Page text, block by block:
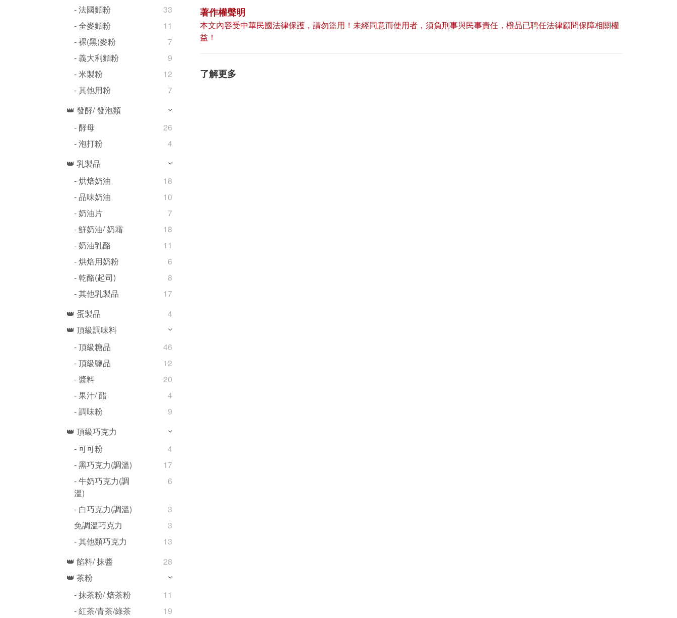
- 法國麵粉
33
- 全麥麵粉
11
- 裸(黑)麥粉
7
- 義大利麵粉
9
- 米製粉
12
- 其他用粉
7
👑 發酵/ 發泡類
- 酵母
26
- 泡打粉
4
👑 乳製品
- 烘焙奶油
18
- 品味奶油
10
- 奶油片
7
- 鮮奶油/ 奶霜
18
- 奶油乳酪
11
- 烘焙用奶粉
6
- 乾酪(起司)
8
- 其他乳製品
17
👑 蛋製品
4
👑 頂級調味料
- 頂級糖品
46
- 頂級鹽品
12
- 醬料
20
- 果汁/ 醋
4
- 調味粉
9
👑 頂級巧克力
- 可可粉
4
- 黑巧克力(調溫)
17
- 牛奶巧克力(調
溫)
6
- 白巧克力(調溫)
3
免調溫巧克力
3
- 其他類巧克力
13
👑 餡料/ 抹醬
28
👑 茶粉
- 抹茶粉/ 焙茶粉
11
- 紅茶/青茶/綠茶
19
著作權聲明
本文內容受中華民國法律保護，請勿盜用！未經同意而使用者，須負刑事與民事責任，橙品已聘任法律顧問保障相關權
益！
了解更多